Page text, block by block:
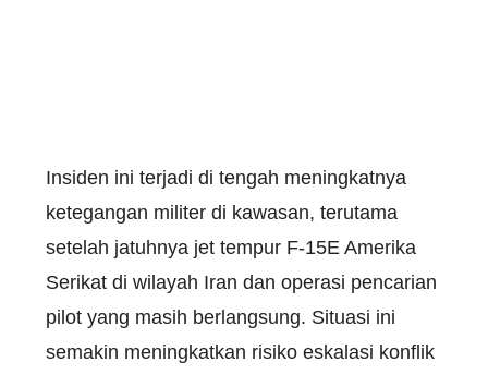
Insiden ini terjadi di tengah meningkatnya
ketegangan militer di kawasan, terutama
setelah jatuhnya jet tempur F-15E Amerika
Serikat di wilayah Iran dan operasi pencarian
pilot yang masih berlangsung. Situasi ini
semakin meningkatkan risiko eskalasi konflik